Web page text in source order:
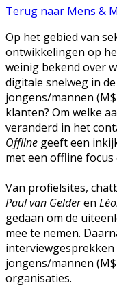
Terug naar Mens &
Op het gebied van
ontwikkelingen op
weinig bekend over
digitale snelweg in
jongens/mannen
klanten? Om welke
veranderd in het
Offline geeft een
met een offline focus
Van profielsites,
Paul van Gelderen
gedaan om de
mee te nemen.
jongens/mannen
organisaties.